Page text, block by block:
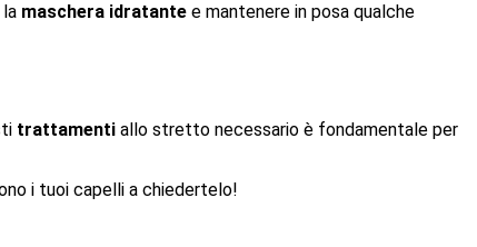
maschera idratante e mantenere in posa qualche
trattamenti allo stretto necessario è fondamentale per
i tuoi capelli a chiedertelo!